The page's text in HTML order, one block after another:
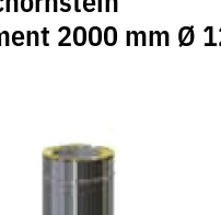
2000 mm Ø